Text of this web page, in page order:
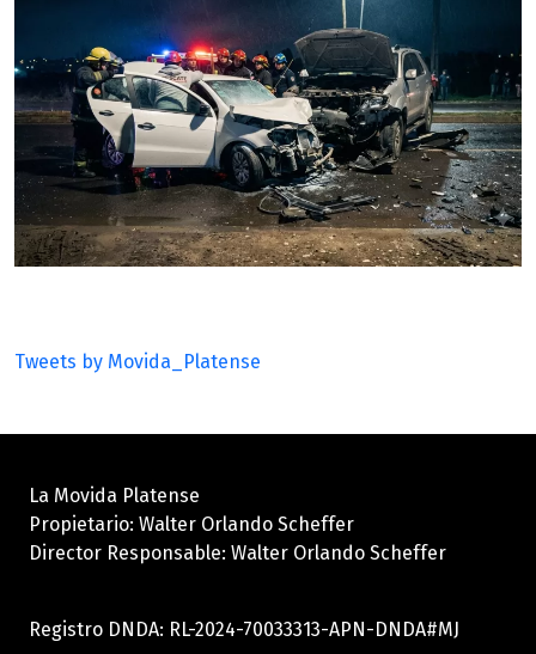
Tweets by Movida_Platense
La Movida Platense
Propietario: Walter Orlando Scheffer
Director Responsable: Walter Orlando Scheffer
Registro DNDA: RL-2024-70033313-APN-DNDA#MJ